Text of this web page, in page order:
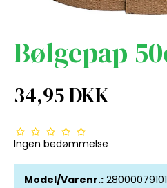
Bølgepap
34,95 DKK
Ingen bedømmelse
Model/Varenr.: